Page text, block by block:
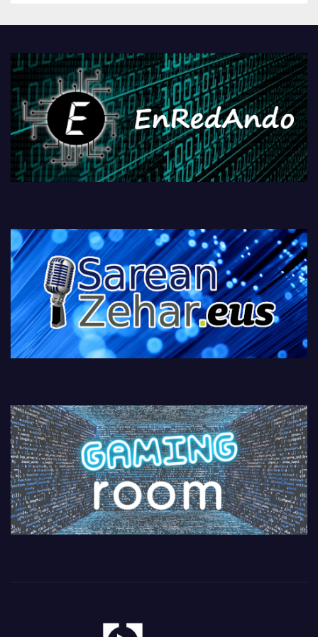
PlayStationeko bideojoko